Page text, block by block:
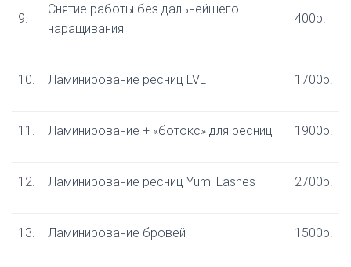
9.
Снятие работы без дальнейшего
наращивания
400р.
10. Ламинирование ресниц LVL 1700р.
11. Ламинирование + «ботокс» для ресниц 1900р.
12. Ламинирование ресниц Yumi Lashes 2700р.
13. Ламинирование бровей 1500р.